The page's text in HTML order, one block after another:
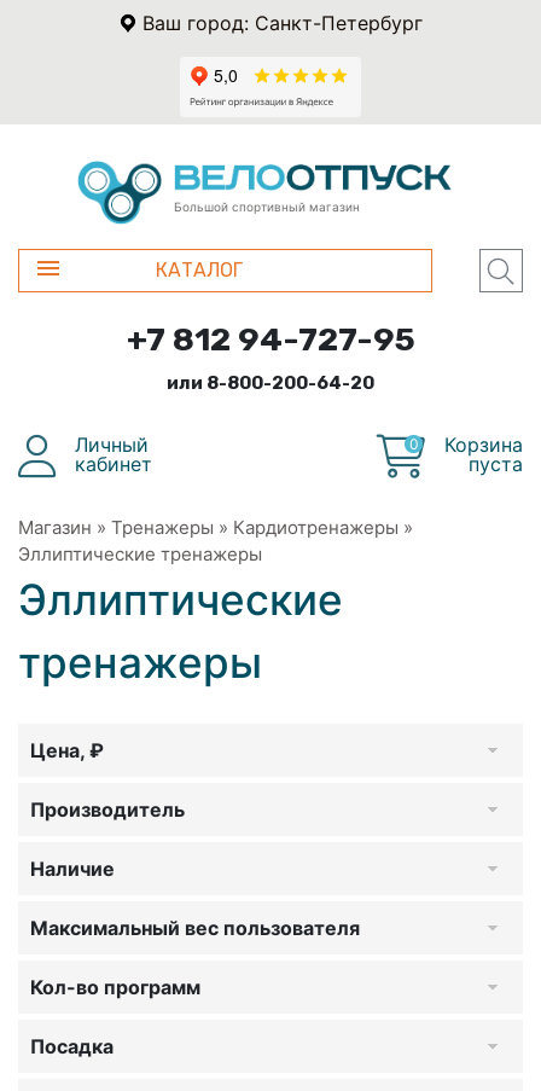
Ваш город: Санкт-Петербург
Большой спортивный магазин
КАТАЛОГ
+7 812 94-727-95
или 8-800-200-64-20
Личный
кабинет
0
Корзина
пуста
Магазин » Тренажеры » Кардиотренажеры »
Эллиптические тренажеры
Эллиптические
тренажеры
Цена, ₽
Производитель
Наличие
Максимальный вес пользователя
Кол-во программ
Посадка